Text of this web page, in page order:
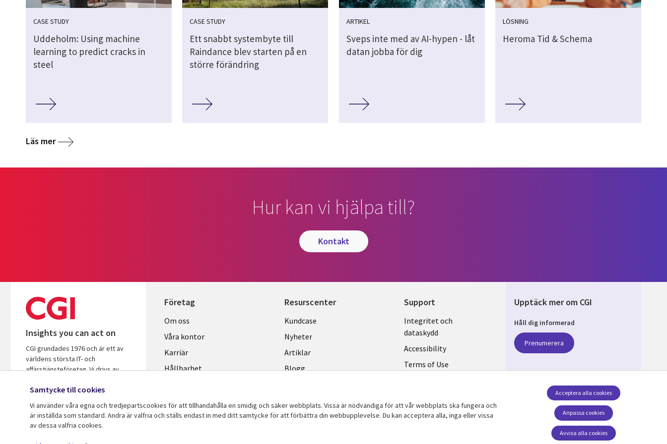
CASE STUDY
Uddeholm: Using machine
learning to predict cracks in
steel
CASE STUDY
Ett snabbt systembyte till
Raindance blev starten på en
större förändring
ARTIKEL
Sveps inte med av AI-hypen - låt
datan jobba för dig
LÖSNING
Heroma Tid & Schema
Läs mer
Hur kan vi hjälpa till?
kontakt
Insights you can act on
CGI grundades 1976 och är ett av
världens största IT- och
affärstjänsteföretag. Vi drivs av
hjälpa företag och organisationer att
öka avkastningen på sina
investeringar.
Företag
Useful
links
SWEDEN
Om oss
Våra kontor
Karriär
Hållbarhet
Resurscenter
Library
Links
SWEDEN
Kundcase
Nyheter
Artiklar
Blogg
Support
Legal
SWEDEN
Integritet och
dataskydd
Accessibility
Terms of Use
Upptäck mer om CGI
Håll dig informerad
Prenumerera
Social Media SWEDEN
Samtycke till cookies
Vi använder våra egna och tredjepartscookies för att tillhandahålla en smidig och säker webbplats. Vissa är nödvändiga för att vår webbplats ska fungera och
är inställda som standard. Andra är valfria och ställs endast in med ditt samtycke för att förbättra din webbupplevelse. Du kan acceptera alla, inga eller vissa
av dessa valfria cookies.
Anpassa cookies
Acceptera alla cookies
Avvisa alla cookies